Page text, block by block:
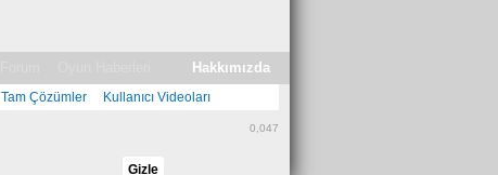
Gizle
Hakkımızda
Tam Çözümler Kullanıcı Videoları
0,047